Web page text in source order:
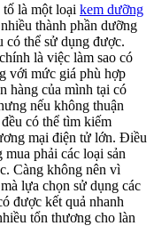
là một loại kem dưỡng
thành phần dưỡng
có thể sử dụng được.
là việc làm sao có
với mức giá phù hợp
hàng của mình tại có
nếu không thuận
có thể tìm kiếm
mại điện tử lớn. Điều
phải các loại sản
Càng không nên vì
lựa chọn sử dụng các
được kết quả nhanh
tổn thương cho làn